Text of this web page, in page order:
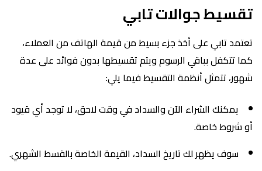
تقسيط جوالات تابي
تعتمد تابي على أخذ جزء بسيط من قيمة الهاتف من العملاء،
كما تتكفل بباقي الرسوم ويتم تقسيطها بدون فوائد على عدة
شهور، تتمثل أنظمة التقسيط فيما يلي:
يمكنك الشراء الآن والسداد في وقت لاحق، لا توجد أي قيود
أو شروط خاصة.
سوف يظهر لك تاريخ السداد، القيمة الخاصة بالقسط الشهري.